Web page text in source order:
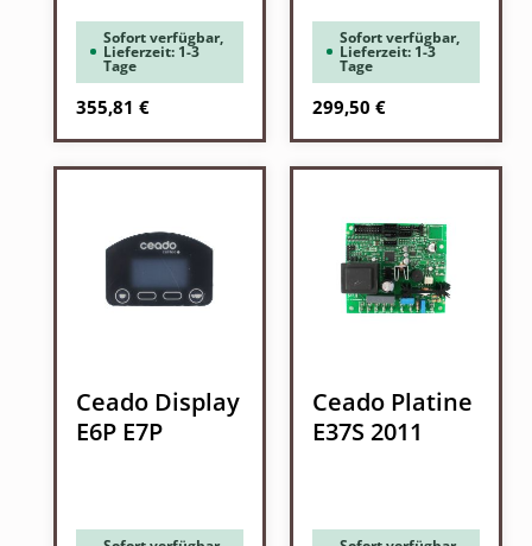
Sofort verfügbar,
Lieferzeit: 1-3
Tage
Regulärer Preis:
355,81 €
Sofort verfügbar,
Lieferzeit: 1-3
Tage
Regulärer Preis:
299,50 €
Ceado Display
E6P E7P
Ceado Platine
E37S 2011